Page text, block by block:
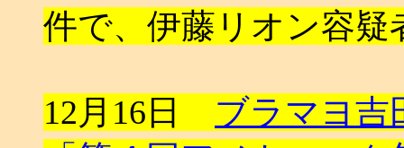
件で、伊藤リオン容疑
12月16日 ブラマヨ吉